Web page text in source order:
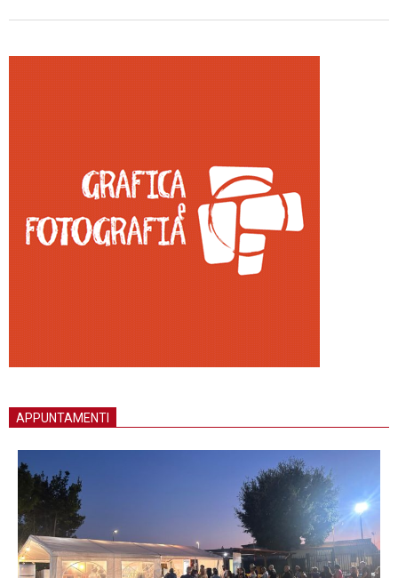
APPUNTAMENTI